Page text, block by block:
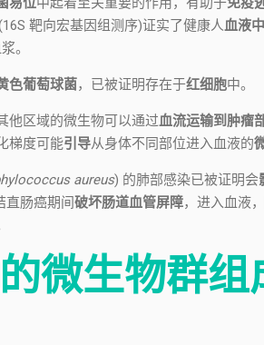
靶向宏基因组测序)证实了健康人血液
。
色葡萄球菌，已被证明存在于红细胞中。
他区域的微生物可以通过血流运输到肿瘤
梯度可能引导从身体不同部位进入血液的
aureus) 的肺部感染已被证明会
直肠癌期间破坏肠道血管屏障，进入血液
微生物群组